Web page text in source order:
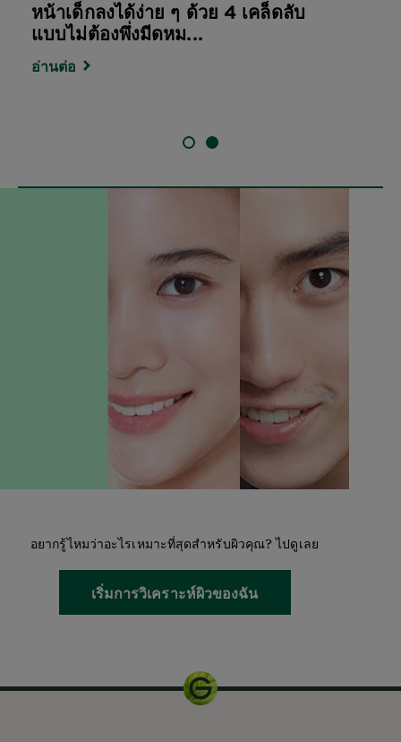
หน้าเด็กลงได้ง่าย ๆ ด้วย 4 เคล็ดลับ
แบบไม่ต้องพึ่งมีดหม...
อ่านต่อ
SLIDE 1SLIDE 2
อยากรู้ไหมว่าอะไรเหมาะที่สุดสำหรับผิวคุณ? ไปดูเลย
เริ่มการวิเคราะห์ผิวของฉัน